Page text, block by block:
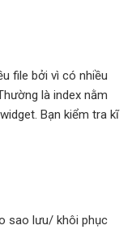
file bởi vì có nhiều
là index nằm
Bạn kiểm tra kĩ
sao lưu/ khôi phục